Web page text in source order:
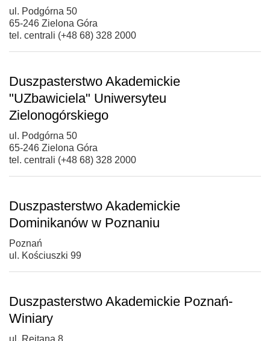
ul. Podgórna 50
65-246 Zielona Góra
tel. centrali (+48 68) 328 2000
Duszpasterstwo Akademickie
"UZbawiciela" Uniwersyteu
Zielonogórskiego
ul. Podgórna 50
65-246 Zielona Góra
tel. centrali (+48 68) 328 2000
Duszpasterstwo Akademickie
Dominikanów w Poznaniu
Poznań
ul. Kościuszki 99
Duszpasterstwo Akademickie Poznań-
Winiary
ul. Rejtana 8